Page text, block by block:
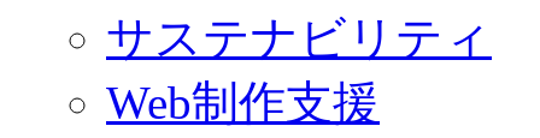
サステナビリティ
Web制作支援